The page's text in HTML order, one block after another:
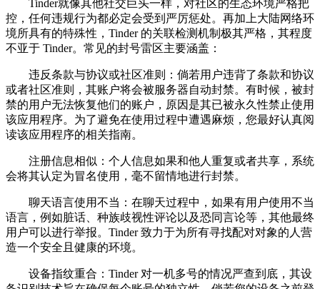
Tinder就像其他社交巨头一样，对社区的生态环境严格把
控，任何违规行为都必定会受到严厉惩处。再加上大陆网络环
境所具有的特殊性，Tinder 的关联检测机制极其严格，其程度
不亚于 Tinder。常见的封号雷区主要涵盖：
违反条款与协议或社区准则：倘若用户违背了条款和协议
或者社区准则，其账户将会被服务器自动封禁。有时候，被封
禁的用户无法恢复他们的账户，原因是其已被永久性禁止使用
该应用程序。为了避免在使用过程中遭遇麻烦，您最好认真阅
读该应用程序的相关指南。
注册信息相似：个人信息如果和他人重复或者共享，系统
会将其认定为冒名使用，毫不留情地进行封禁。
聊天语言使用不当：在聊天过程中，如果有用户使用不当
语言，例如脏话、种族歧视性评论以及恐同言论等，其他最终
用户可以进行举报。Tinder 致力于为所有寻找配对对象的人营
造一个安全且健康的环境。
设备指纹重合：Tinder 对一机多号的情况严查到底，其设